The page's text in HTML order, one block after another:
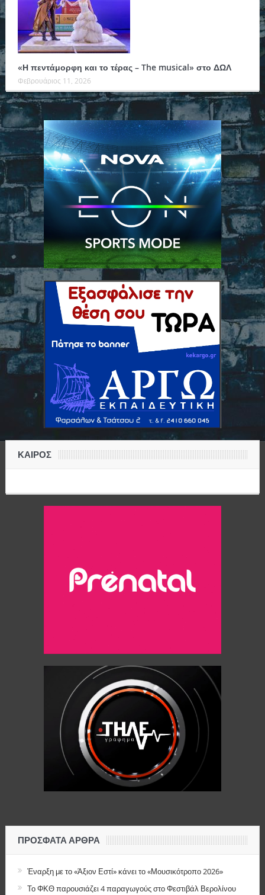
«Η πεντάμορφη και το τέρας – The musical» στο ΔΩΛ
Φεβρουάριος 11, 2026
ΚΑΙΡΟΣ
ΠΡΌΣΦΑΤΑ ΆΡΘΡΑ
Έναρξη με το «Άξιον Εστί» κάνει το «Μουσικότροπο 2026»
Το ΦΚΘ παρουσιάζει 4 παραγωγούς στο Φεστιβάλ Βερολίνου